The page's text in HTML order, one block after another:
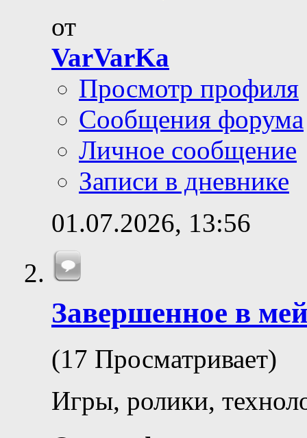
от
VarVarKa
Просмотр профиля
Сообщения форума
Личное сообщение
Записи в дневнике
01.07.2026, 13:56
Завершенное в
(17 Просматривает)
Игры, ролики,